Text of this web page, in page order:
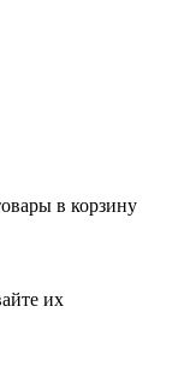
в корзину
их